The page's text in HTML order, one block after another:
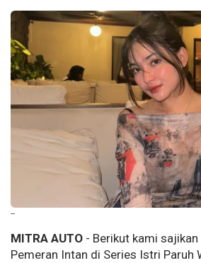
--
MITRA AUTO - Berikut kami
Pemeran Intan di Series Istri Paruh